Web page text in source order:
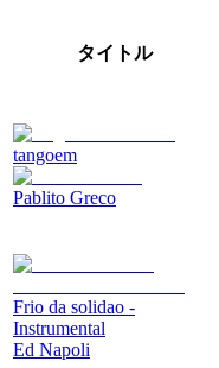
タイトル
tangoem
Pablito Greco
Frio da solidao -
Instrumental
Ed Napoli